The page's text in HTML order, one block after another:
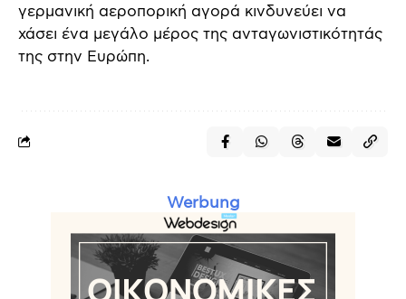
γερμανική αεροπορική αγορά κινδυνεύει να
χάσει ένα μεγάλο μέρος της ανταγωνιστικότητάς
της στην Ευρώπη.
Werbung